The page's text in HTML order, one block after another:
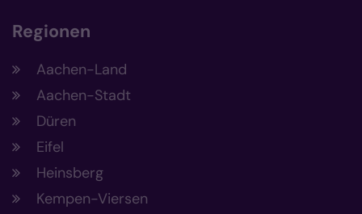
Regionen
Aachen-Land
Aachen-Stadt
Düren
Eifel
Heinsberg
Kempen-Viersen